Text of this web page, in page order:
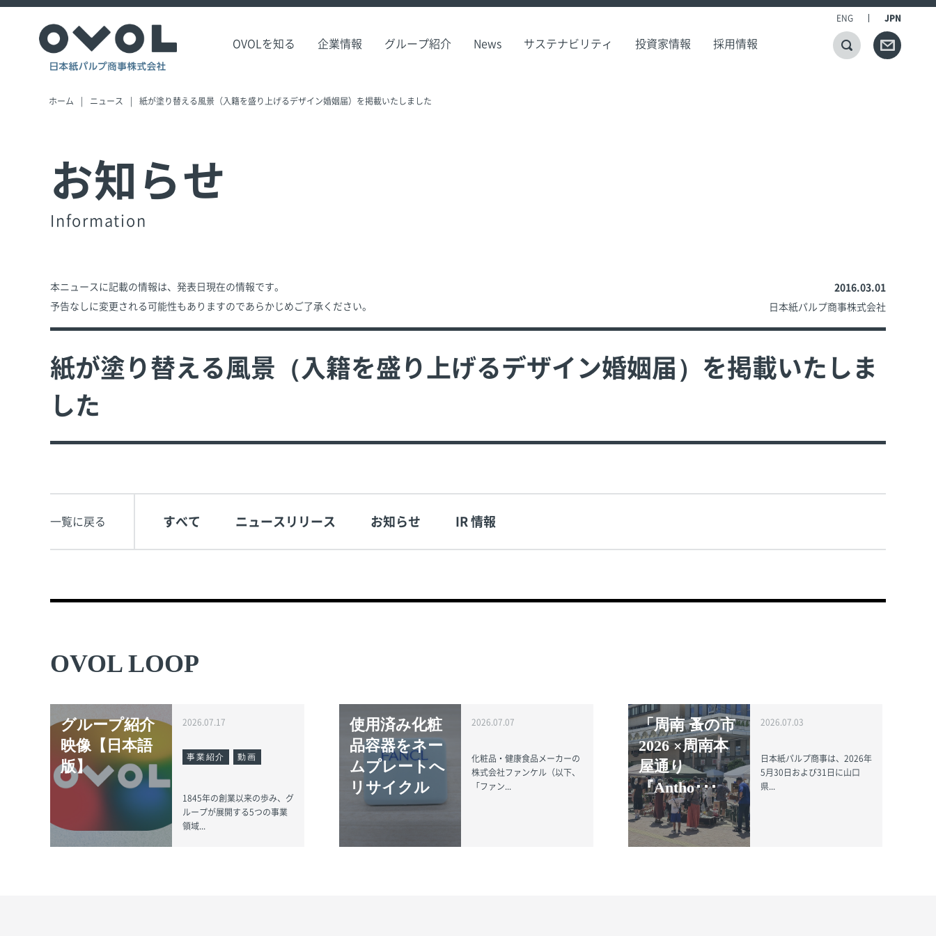
OVOLを知る 企業情報 グループ紹介 News サステナビリティ 投資家情報 採用情報
ENG JPN
ホーム ニュース 紙が塗り替える風景（入籍を盛り上げるデザイン婚姻届）を掲載いたしました
お知らせ
Information
本ニュースに記載の情報は、発表日現在の情報です。
予告なしに変更される可能性もありますのであらかじめご了承ください。
2016.03.01
日本紙パルプ商事株式会社
紙が塗り替える風景（入籍を盛り上げるデザイン婚姻届）を掲載いたしま
した
一覧に戻る すべて ニュースリリース お知らせ IR 情報
OVOL LOOP
グループ紹介
映像【日本語
版】
2026.07.17
事業紹介 動画
1845年の創業以来の歩み、グ
ループが展開する5つの事業
領域...
使用済み化粧
品容器をネー
ムプレートへ
リサイクル
2026.07.07
化粧品・健康食品メーカーの
株式会社ファンケル（以下、
「ファン...
「周南 蚤の市
2026 ×周南本
屋通り
『Antho･･･
2026.07.03
日本紙パルプ商事は、2026年
5月30日および31日に山口
県...